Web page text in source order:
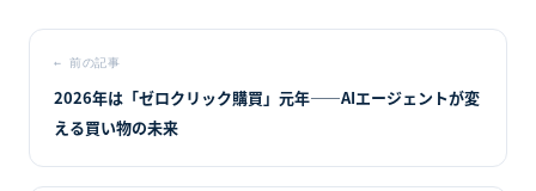
←前の記事
2026年は「ゼロクリック購買」元年――AIエージェントが変
える買い物の未来